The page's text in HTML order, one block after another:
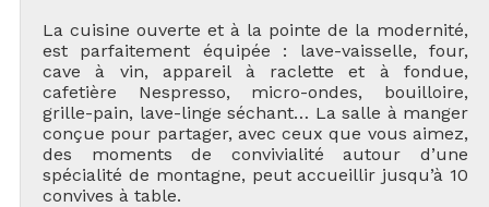
La cuisine ouverte et à la pointe de la modernité,
est parfaitement équipée : lave-vaisselle, four,
cave à vin, appareil à raclette et à fondue,
cafetière Nespresso, micro-ondes, bouilloire,
grille-pain, lave-linge séchant… La salle à manger
conçue pour partager, avec ceux que vous aimez,
des moments de convivialité autour d’une
spécialité de montagne, peut accueillir jusqu’à 10
convives à table.